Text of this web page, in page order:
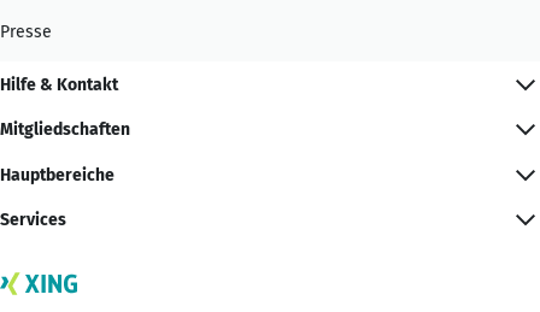
Presse
Hilfe & Kontakt
Mitgliedschaften
Hauptbereiche
Services